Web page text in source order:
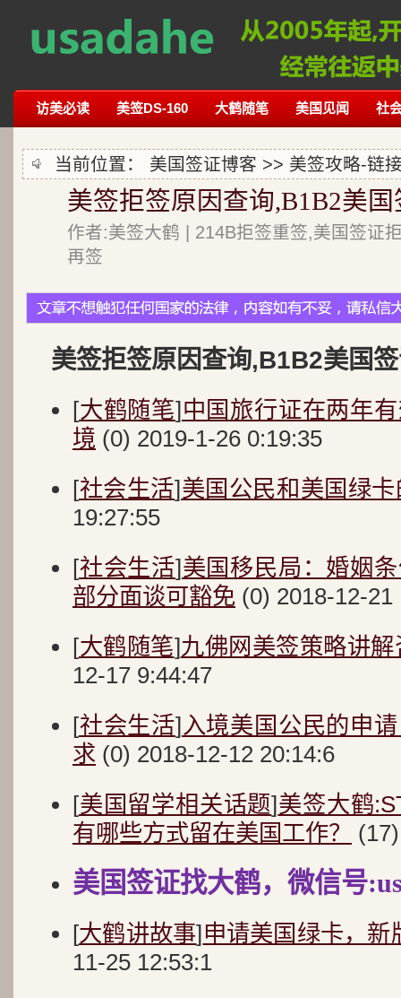
访美必读 美签DS-160 大鹤随笔 美国见闻 社
当前位置： 美国签证博客 >> 美签攻略-链
美签拒签原因查询,B1B2美
作者:美签大鹤 | 214B拒签重签,美国签证
再签
美签拒签原因查询,B1B2美国
[大鹤随笔]中国旅行证在两年
境 (0) 2019-1-26 0:19:35
[社会生活]美国公民和美国绿
19:27:55
[社会生活]美国移民局：婚姻
部分面谈可豁免 (0) 2018-12-21
[大鹤随笔]九佛网美签策略讲
12-17 9:44:47
[社会生活]入境美国公民的申
求 (0) 2018-12-12 20:14:6
[美国留学相关话题]美签大鹤
有哪些方式留在美国工作？
美国签证找大鹤，微信号
[大鹤讲故事]申请美国绿卡，新
11-25 12:53:1